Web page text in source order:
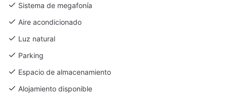
Sistema de megafonía
Aire acondicionado
Luz natural
Parking
Espacio de almacenamiento
Alojamiento disponible